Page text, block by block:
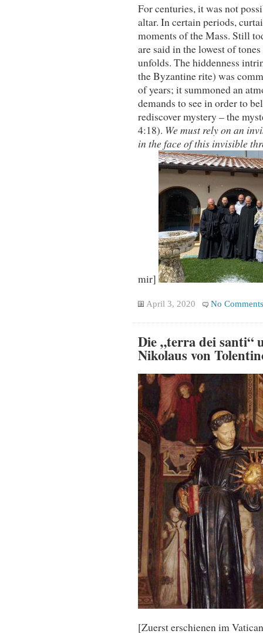
For centuries, it was not
altar. In certain periods,
moments of the Mass. Still
are said in the lowest of
unfolds. The hiddenness
the Byzantine rite) was
of years; it summoned an
demands to see in order to
rediscover mystery – the
4:18). We must rely on an
in the face of this invisible
mir]
April 3, 2020 No Comments
Die „terra dei santi“
Nikolaus von
[Zuerst erschienen im